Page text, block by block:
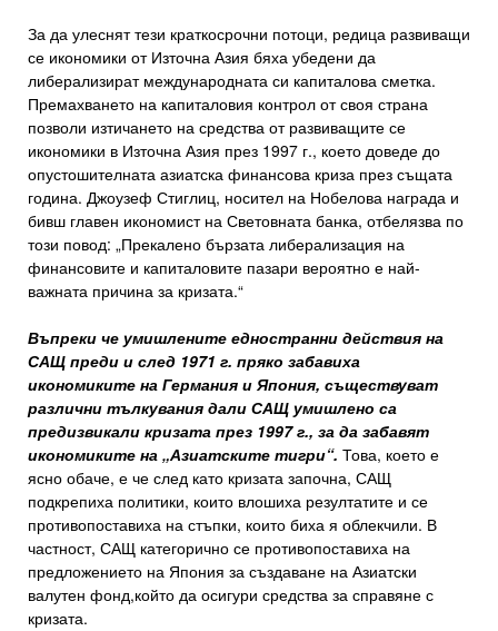
За да улеснят тези краткосрочни потоци, редица развиващи
се икономики от Източна Азия бяха убедени да
либерализират международната си капиталова сметка.
Премахването на капиталовия контрол от своя страна
позволи изтичането на средства от развиващите се
икономики в Източна Азия през 1997 г., което доведе до
опустошителната азиатска финансова криза през същата
година. Джоузеф Стиглиц, носител на Нобелова награда и
бивш главен икономист на Световната банка, отбелязва по
този повод: „Прекалено бързата либерализация на
финансовите и капиталовите пазари вероятно е най-
важната причина за кризата.“
Въпреки че умишлените едностранни действия на
САЩ преди и след 1971 г. пряко забавиха
икономиките на Германия и Япония, съществуват
различни тълкувания дали САЩ умишлено са
предизвикали кризата през 1997 г., за да забавят
икономиките на „Азиатските тигри“. Това, което е
ясно обаче, е че след като кризата започна, САЩ
подкрепиха политики, които влошиха резултатите и се
противопоставиха на стъпки, които биха я облекчили. В
частност, САЩ категорично се противопоставиха на
предложението на Япония за създаване на Азиатски
валутен фонд,който да осигури средства за справяне с
кризата.